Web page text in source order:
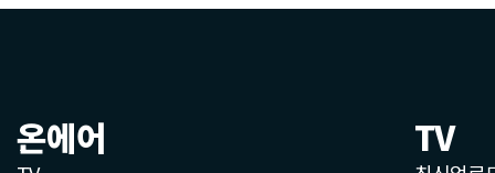
온에어 TV